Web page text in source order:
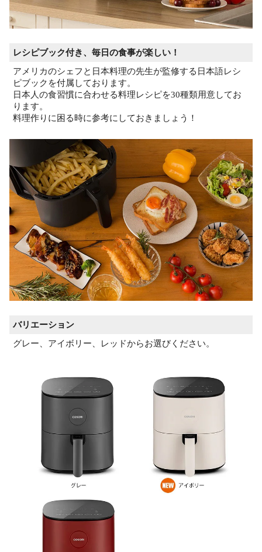
レシピブック付き、毎日の食事が楽しい！
アメリカのシェフと日本料理の先生が監修する日本語レシ
ピブックを付属しております。
日本人の食習慣に合わせる料理レシピを30種類用意してお
ります。
料理作りに困る時に参考にしておきましょう！
バリエーション
グレー、アイボリー、レッドからお選びください。